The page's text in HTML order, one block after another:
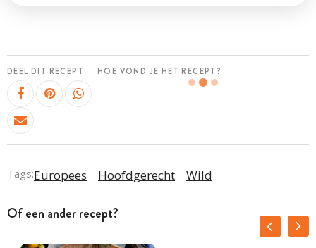
DEEL DIT RECEPT HOE VOND JE HET RECEPT?
Tags:Europees Hoofdgerecht Wild
Of een ander recept?